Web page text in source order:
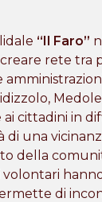
“Il Faro”
creare rete tra
cittadini in
di una
della
i volontari
di